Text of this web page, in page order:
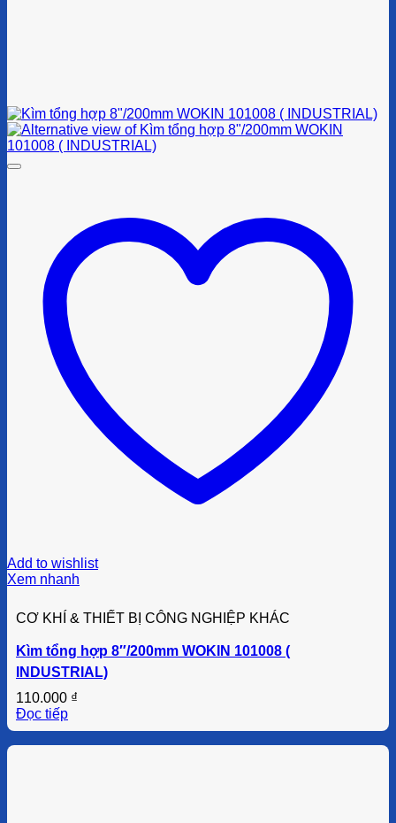
Add to wishlist
Xem nhanh
CƠ KHÍ & THIẾT BỊ CÔNG NGHIỆP KHÁC
Kìm tổng hợp 8″/200mm WOKIN 101008 (
INDUSTRIAL)
110.000 ₫
Đọc tiếp